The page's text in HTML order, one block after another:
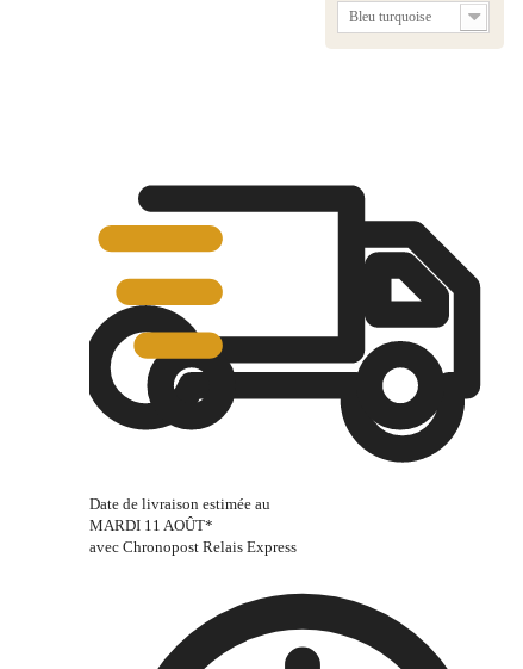
Bleu turquoise
Date de livraison estimée au
MARDI 11 AOÛT*
avec Chronopost Relais Express